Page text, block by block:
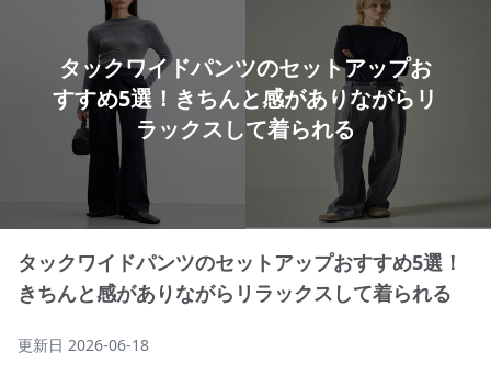
タックワイドパンツのセットアップお
すすめ5選！きちんと感がありながらリ
ラックスして着られる
タックワイドパンツのセットアップおすすめ5選！
きちんと感がありながらリラックスして着られる
更新日 2026-06-18